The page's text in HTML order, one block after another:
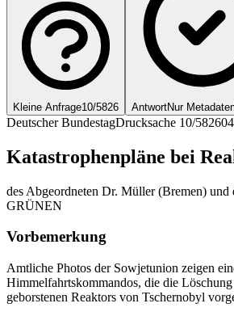
Kleine Anfrage10/5826 AntwortNur
Deutscher BundestagDrucksache 10/5826
Katastrophenpläne bei
des Abgeordneten Dr. Müller (Bremen)
GRÜNEN
Vorbemerkung
Amtliche Photos der Sowjetunion zeigen
Himmelfahrtskommandos, die die
geborstenen Reaktors von Tschernobyl